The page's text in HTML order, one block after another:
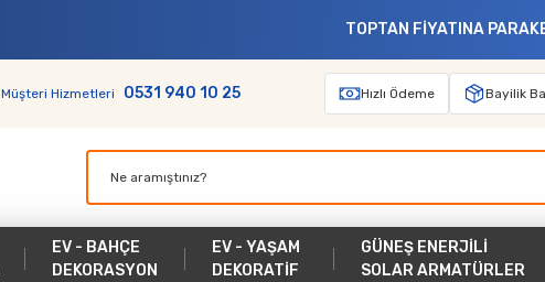
TOPTAN FİYATINA PARAKENDE SATIŞ VE EN
Müşteri Hizmetleri 0531 940 10 25 Hızlı Ödeme Bayilik
EV - BAHÇE
DEKORASYON
EV - YAŞAM
DEKORATİF
GÜNEŞ ENERJİLİ
SOLAR ARMATÜRLER